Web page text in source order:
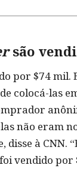
são
por $74
colocá-las
não eram
à CNN.
vendido por